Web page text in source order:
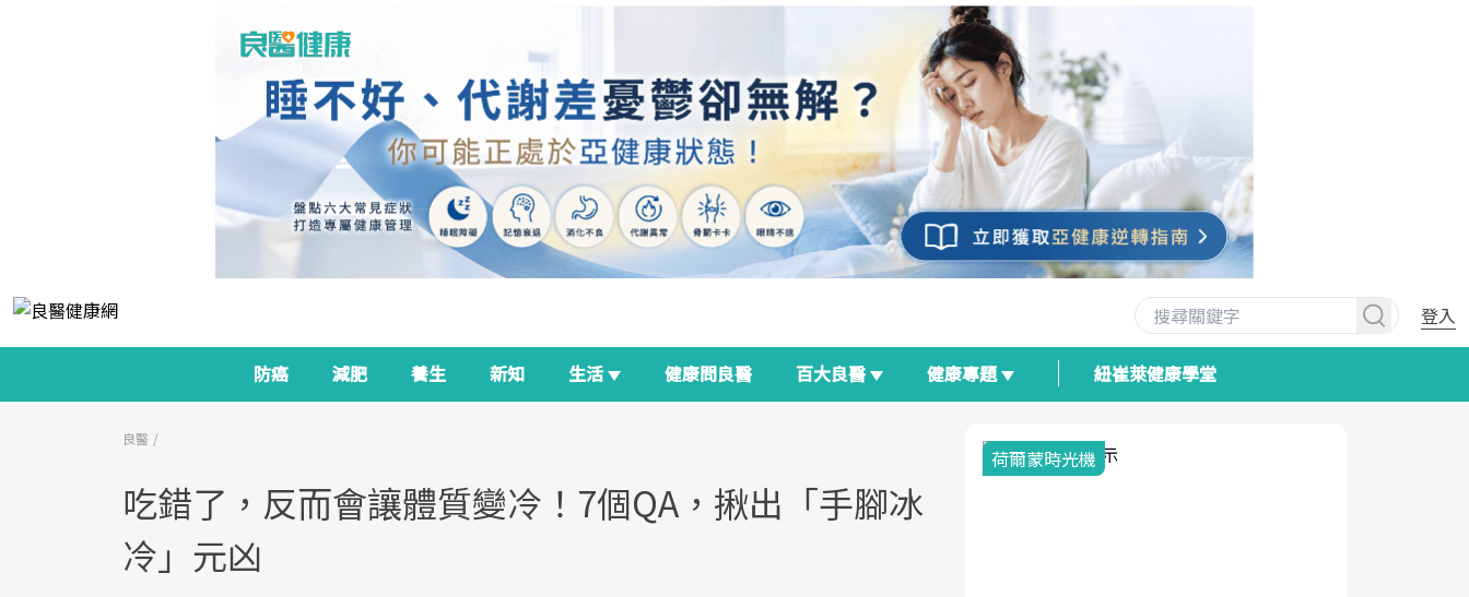
登入
防癌 減肥 養生 新知 生活 健康問良醫 百大良醫 健康專題 紐崔萊健康學堂
良醫
吃錯了，反而會讓體質變冷！7個QA，揪出「手腳冰
冷」元凶
荷爾蒙時光機